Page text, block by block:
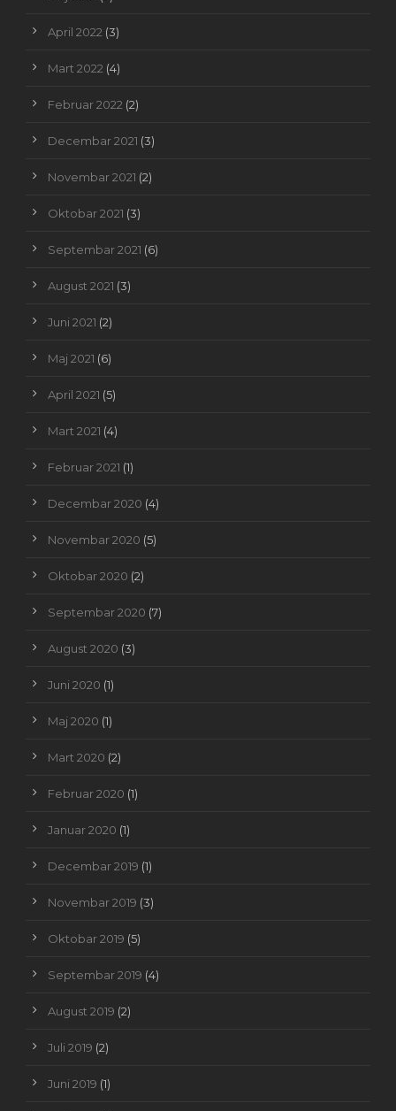
April 2022 (3)
Mart 2022 (4)
Februar 2022 (2)
Decembar 2021 (3)
Novembar 2021 (2)
Oktobar 2021 (3)
Septembar 2021 (6)
August 2021 (3)
Juni 2021 (2)
Maj 2021 (6)
April 2021 (5)
Mart 2021 (4)
Februar 2021 (1)
Decembar 2020 (4)
Novembar 2020 (5)
Oktobar 2020 (2)
Septembar 2020 (7)
August 2020 (3)
Juni 2020 (1)
Maj 2020 (1)
Mart 2020 (2)
Februar 2020 (1)
Januar 2020 (1)
Decembar 2019 (1)
Novembar 2019 (3)
Oktobar 2019 (5)
Septembar 2019 (4)
August 2019 (2)
Juli 2019 (2)
Juni 2019 (1)